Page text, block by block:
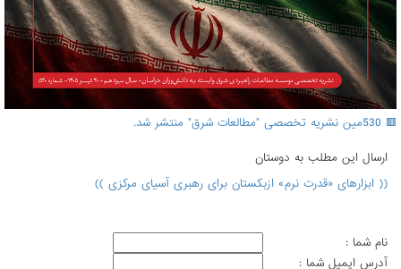
🟥 530مین نشریه تخصصی "مطالعات شرق" منتشر شد.
ارسال اين مطلب به دوستان
(( ابزارهای «قدرت نرم» ازبکستان برای رهبری آسیای مرکزی ))
نام شما :
آدرس ايميل شما :